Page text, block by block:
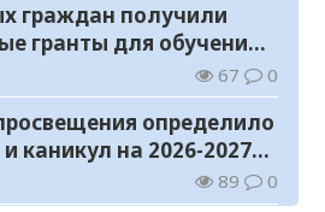
граждан получили
гранты для обучения в
67 0
определило
каникул на 2026-2027
89 0